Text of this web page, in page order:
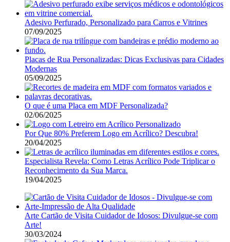
Adesivo Perfurado, Personalizado para Carros e Vitrines
07/09/2025
Placas de Rua Personalizadas: Dicas Exclusivas para Cidades
Modernas
05/09/2025
O que é uma Placa em MDF Personalizada?
02/06/2025
Por Que 80% Preferem Logo em Acrílico? Descubra!
20/04/2025
Especialista Revela: Como Letras Acrílico Pode Triplicar o
Reconhecimento da Sua Marca.
19/04/2025
Arte Cartão de Visita Cuidador de Idosos: Divulgue-se com
Arte!
30/03/2024